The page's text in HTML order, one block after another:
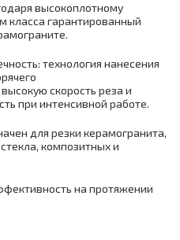
высокоплотному
класса гарантированный
технология нанесения
скорость реза и
при интенсивной работе.
для резки керамогранита,
композитных и
на протяжении